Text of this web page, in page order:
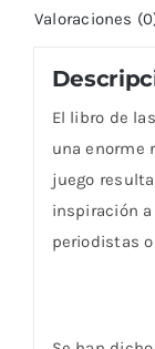
Valoraciones
El libro de
una enorme
juego
inspiración
periodistas